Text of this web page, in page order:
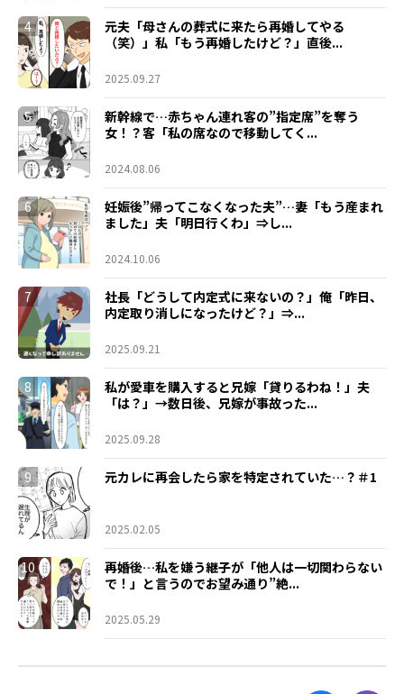
4
元夫「母さんの葬式に来たら再婚してやる
（笑）」私「もう再婚したけど？」直後...
2025.09.27
5
新幹線で…赤ちゃん連れ客の”指定席”を奪う
女！？客「私の席なので移動してく...
2024.08.06
6
妊娠後”帰ってこなくなった夫”…妻「もう産まれ
ました」夫「明日行くわ」⇒し...
2024.10.06
7
社長「どうして内定式に来ないの？」俺「昨日、
内定取り消しになったけど？」⇒...
2025.09.21
8
私が愛車を購入すると兄嫁「貸りるわね！」夫
「は？」→数日後、兄嫁が事故った...
2025.09.28
9 元カレに再会したら家を特定されていた…？＃1
2025.02.05
10
再婚後…私を嫌う継子が「他人は一切関わらない
で！」と言うのでお望み通り”絶...
2025.05.29